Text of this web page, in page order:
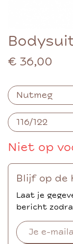
€ 36,00
Niet op
Blijf op de
Laat je
bericht